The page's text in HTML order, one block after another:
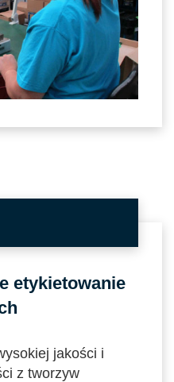
etykietowanie
jakości i
z tworzyw